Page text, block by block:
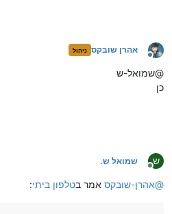
מנותק
אהרן שובקס ניהול
@שמואל-ש
כן
ש
מנותק
שמואל ש.
@אהרן-שובקס אמר בטלפון ביתי: